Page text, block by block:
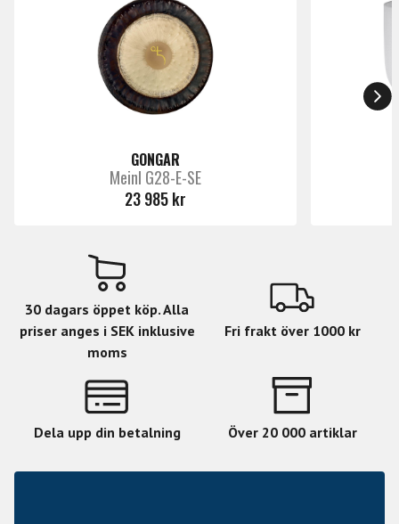
GONGAR
Meinl G28-E-SE
23 985 kr
30 dagars öppet köp. Alla
priser anges i SEK inklusive
moms
Fri frakt över 1000 kr
Dela upp din betalning Över 20 000 artiklar